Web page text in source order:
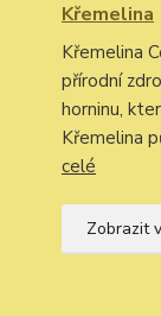
Křemelina
Křemelina
přírodní
horninu,
Křemelina
celé
Zobrazit